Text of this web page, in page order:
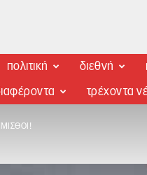
πολιτική διεθνή
τρέχοντα